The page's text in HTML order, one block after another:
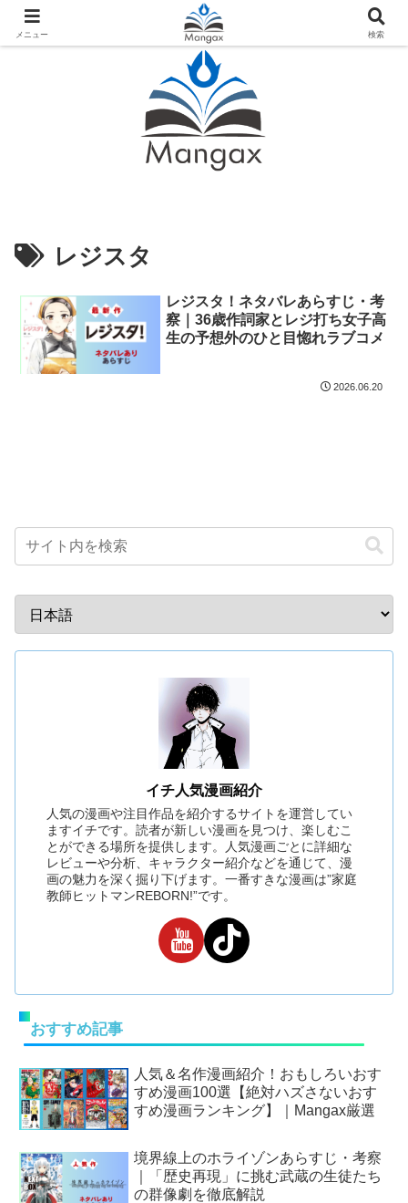
人気おすすめ漫画紹介ならMangax（マンガックス）
レジスタ
レジスタ！ネタバレあらすじ・考
察｜36歳作詞家とレジ打ち女子高
生の予想外のひと目惚れラブコメ
2026.06.20
イチ人気漫画紹介
人気の漫画や注目作品を紹介するサイトを運営してい
ますイチです。読者が新しい漫画を見つけ、楽しむこ
とができる場所を提供します。人気漫画ごとに詳細な
レビューや分析、キャラクター紹介などを通じて、漫
画の魅力を深く掘り下げます。一番すきな漫画は”家庭
教師ヒットマンREBORN!”です。
おすすめ記事
人気＆名作漫画紹介！おもしろいおす
すめ漫画100選【絶対ハズさないおす
すめ漫画ランキング】｜Mangax厳選
境界線上のホライゾンあらすじ・考察
｜「歴史再現」に挑む武蔵の生徒たち
の群像劇を徹底解説
メニュー 検索